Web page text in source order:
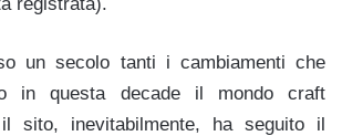
un secolo tanti i cambiamenti che
in questa decade il mondo craft
sito, inevitabilmente, ha seguito il